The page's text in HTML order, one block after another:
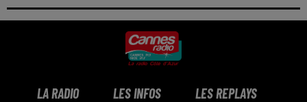
LA RADIO LES INFOS LES REPLAYS